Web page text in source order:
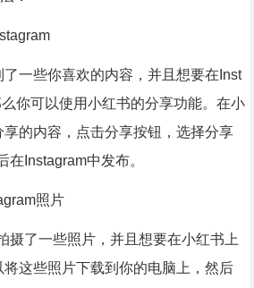
一些你喜欢的内容，并且想要在Inst
你可以使用小红书的分享功能。在小
的内容，点击分享按钮，选择分享
在Instagram中发布。
照片
摄了一些照片，并且想要在小红书上
这些照片下载到你的电脑上，然后